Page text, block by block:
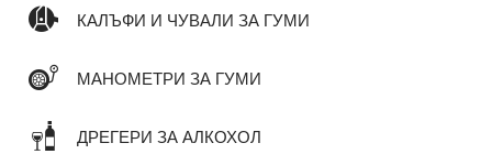
КАЛЪФИ И ЧУВАЛИ ЗА ГУМИ
МАНОМЕТРИ ЗА ГУМИ
ДРЕГЕРИ ЗА АЛКОХОЛ